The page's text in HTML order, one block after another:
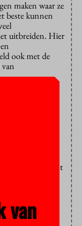
maken waar ze
beste kunnen
uitbreiden. Hier
ook met de
andere
andere
wordt wat dat
We krijgen een
projecten komt
Vici’s. Die
ook steeds
van